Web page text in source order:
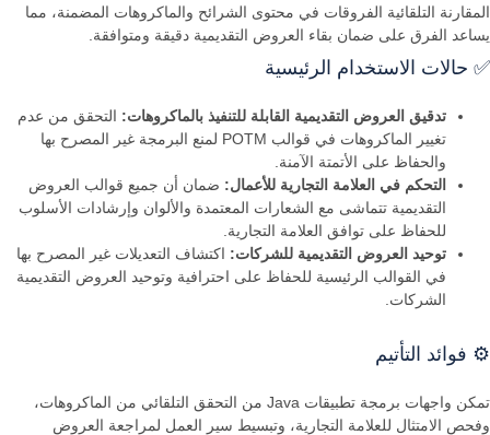
المقارنة التلقائية الفروقات في محتوى الشرائح والماكروهات المضمنة، مما
يساعد الفرق على ضمان بقاء العروض التقديمية دقيقة ومتوافقة.
✅ حالات الاستخدام الرئيسية
تدقيق العروض التقديمية القابلة للتنفيذ بالماكروهات: التحقق من عدم
تغيير الماكروهات في قوالب POTM لمنع البرمجة غير المصرح بها
والحفاظ على الأتمتة الآمنة.
التحكم في العلامة التجارية للأعمال: ضمان أن جميع قوالب العروض
التقديمية تتماشى مع الشعارات المعتمدة والألوان وإرشادات الأسلوب
للحفاظ على توافق العلامة التجارية.
توحيد العروض التقديمية للشركات: اكتشاف التعديلات غير المصرح بها
في القوالب الرئيسية للحفاظ على احترافية وتوحيد العروض التقديمية
الشركات.
⚙️ فوائد التأتيم
تمكن واجهات برمجة تطبيقات Java من التحقق التلقائي من الماكروهات،
وفحص الامتثال للعلامة التجارية، وتبسيط سير العمل لمراجعة العروض